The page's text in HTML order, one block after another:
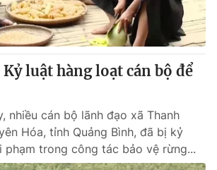
luật hàng loạt cán bộ để
nhiều cán bộ lãnh đạo xã Thanh
Hóa, tỉnh Quảng Bình, đã bị kỷ
phạm trong công tác bảo vệ rừng...